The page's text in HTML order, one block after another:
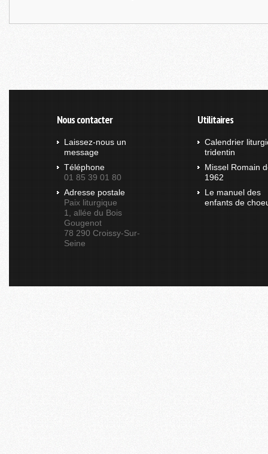
Nous contacter
Laissez-nous un
message
Téléphone
01 85 39 01 80
Adresse postale
Paix liturgique
1, allée du Bois
Gougenot
78 290 Croissy-Sur-
Seine
Utilitaires
Calendrier
tridentin
Missel Romain
1962
Le manuel des
enfants de